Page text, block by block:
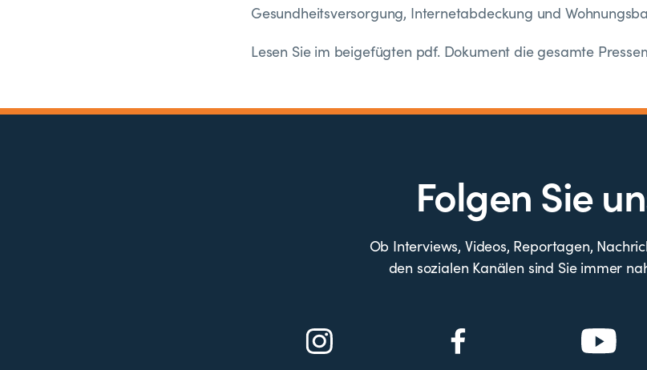
Gesundheitsversorgung, Internetabdeckung und
Lesen Sie im beigefügten pdf. Dokument die gesamte
Folgen Sie
Ob Interviews, Videos, Reportagen,
den sozialen Kanälen sind Sie immer